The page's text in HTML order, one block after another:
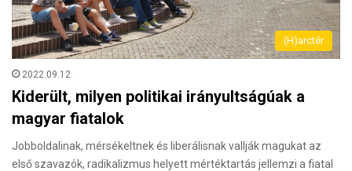
(H)arctér
2022.09.12.
Kiderült, milyen politikai irányultságúak a
magyar fiatalok
Jobboldalinak, mérsékeltnek és liberálisnak vallják magukat az
első szavazók, radikalizmus helyett mértéktartás jellemzi a fiatal